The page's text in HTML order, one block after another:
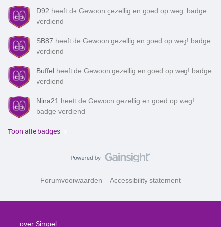
D92 heeft de Gewoon gezellig en goed op weg! badge
verdiend
SB87 heeft de Gewoon gezellig en goed op weg! badge
verdiend
Buffel heeft de Gewoon gezellig en goed op weg! badge
verdiend
Nina21 heeft de Gewoon gezellig en goed op weg!
badge verdiend
Toon alle badges
Forumvoorwaarden Accessibility statement
over Simpel